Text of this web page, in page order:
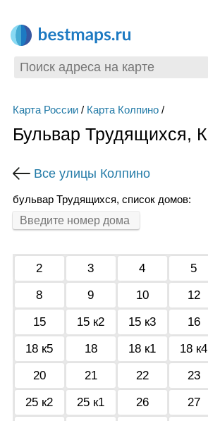
Карта России/ Карта Колпино/
Бульвар Трудящихся,
Все улицы Колпино
бульвар Трудящихся, список домов:
2 3 4 5
8
9 10 12
15
15 к2 15 к3 16
18 к5
18 18 к1 18 к4
20
21 22 23
25 к2
25 к1 26 27